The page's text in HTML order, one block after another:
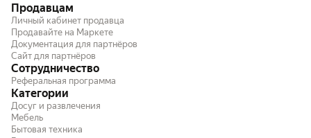
Продавцам
Личный кабинет продавца
Продавайте на Маркете
Документация для партнёров
Сайт для партнёров
Сотрудничество
Реферальная программа
Категории
Досуг и развлечения
Мебель
Бытовая техника